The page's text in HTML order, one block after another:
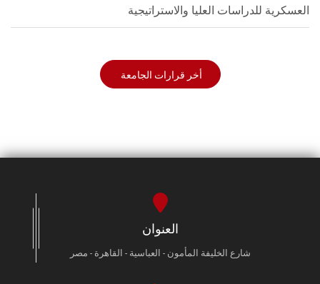
العسكرية للدراسات العليا والاستراتيجية
أخر قرارات الجامعة
العنوان
شارع الخليفة المأمون - العباسية - القاهرة - مصر